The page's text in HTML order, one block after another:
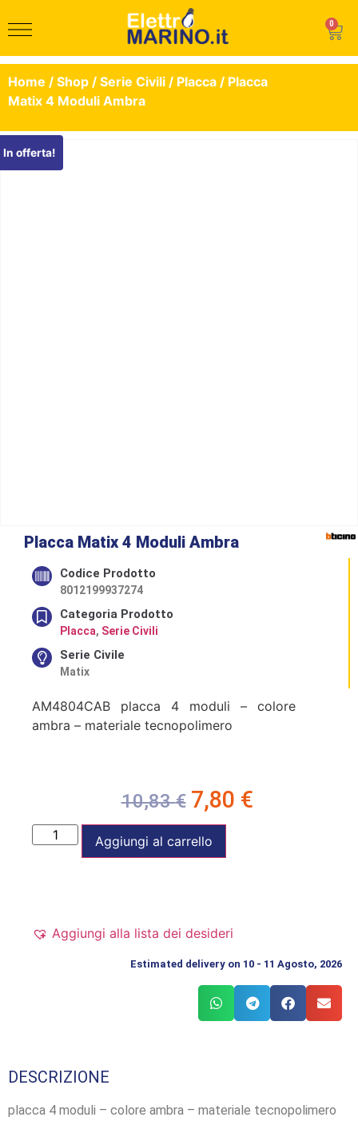
0
Home / Shop / Serie Civili / Placca / Placca
Matix 4 Moduli Ambra
In offerta!
Placca Matix 4 Moduli Ambra
Codice Prodotto
8012199937274
Categoria Prodotto
Placca, Serie Civili
Serie Civile
Matix
AM4804CAB placca 4 moduli – colore
ambra – materiale tecnopolimero
10,83€ 7,80 €
Aggiungi al carrello
Aggiungi alla lista dei desideri
Estimated delivery on 10 - 11 Agosto, 2026
DESCRIZIONE
placca 4 moduli – colore ambra – materiale tecnopolimero